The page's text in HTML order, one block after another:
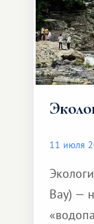
2003
11 июля
Bay) —